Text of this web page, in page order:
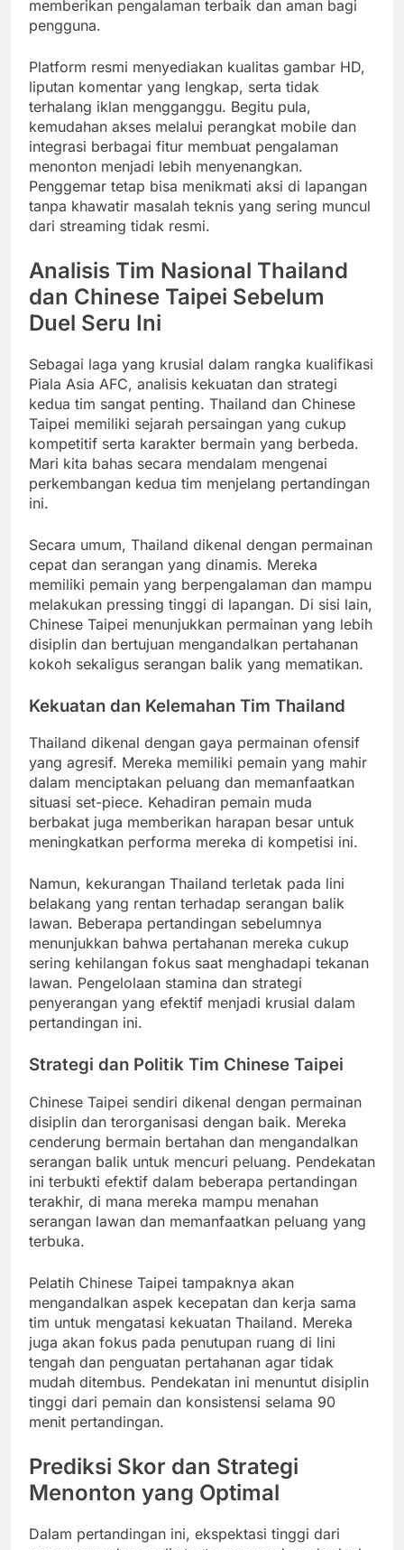
memberikan pengalaman terbaik dan aman bagi
pengguna.
Platform resmi menyediakan kualitas gambar HD,
liputan komentar yang lengkap, serta tidak
terhalang iklan mengganggu. Begitu pula,
kemudahan akses melalui perangkat mobile dan
integrasi berbagai fitur membuat pengalaman
menonton menjadi lebih menyenangkan.
Penggemar tetap bisa menikmati aksi di lapangan
tanpa khawatir masalah teknis yang sering muncul
dari streaming tidak resmi.
Analisis Tim Nasional Thailand
dan Chinese Taipei Sebelum
Duel Seru Ini
Sebagai laga yang krusial dalam rangka kualifikasi
Piala Asia AFC, analisis kekuatan dan strategi
kedua tim sangat penting. Thailand dan Chinese
Taipei memiliki sejarah persaingan yang cukup
kompetitif serta karakter bermain yang berbeda.
Mari kita bahas secara mendalam mengenai
perkembangan kedua tim menjelang pertandingan
ini.
Secara umum, Thailand dikenal dengan permainan
cepat dan serangan yang dinamis. Mereka
memiliki pemain yang berpengalaman dan mampu
melakukan pressing tinggi di lapangan. Di sisi lain,
Chinese Taipei menunjukkan permainan yang lebih
disiplin dan bertujuan mengandalkan pertahanan
kokoh sekaligus serangan balik yang mematikan.
Kekuatan dan Kelemahan Tim Thailand
Thailand dikenal dengan gaya permainan ofensif
yang agresif. Mereka memiliki pemain yang mahir
dalam menciptakan peluang dan memanfaatkan
situasi set-piece. Kehadiran pemain muda
berbakat juga memberikan harapan besar untuk
meningkatkan performa mereka di kompetisi ini.
Namun, kekurangan Thailand terletak pada lini
belakang yang rentan terhadap serangan balik
lawan. Beberapa pertandingan sebelumnya
menunjukkan bahwa pertahanan mereka cukup
sering kehilangan fokus saat menghadapi tekanan
lawan. Pengelolaan stamina dan strategi
penyerangan yang efektif menjadi krusial dalam
pertandingan ini.
Strategi dan Politik Tim Chinese Taipei
Chinese Taipei sendiri dikenal dengan permainan
disiplin dan terorganisasi dengan baik. Mereka
cenderung bermain bertahan dan mengandalkan
serangan balik untuk mencuri peluang. Pendekatan
ini terbukti efektif dalam beberapa pertandingan
terakhir, di mana mereka mampu menahan
serangan lawan dan memanfaatkan peluang yang
terbuka.
Pelatih Chinese Taipei tampaknya akan
mengandalkan aspek kecepatan dan kerja sama
tim untuk mengatasi kekuatan Thailand. Mereka
juga akan fokus pada penutupan ruang di lini
tengah dan penguatan pertahanan agar tidak
mudah ditembus. Pendekatan ini menuntut disiplin
tinggi dari pemain dan konsistensi selama 90
menit pertandingan.
Prediksi Skor dan Strategi
Menonton yang Optimal
Dalam pertandingan ini, ekspektasi tinggi dari